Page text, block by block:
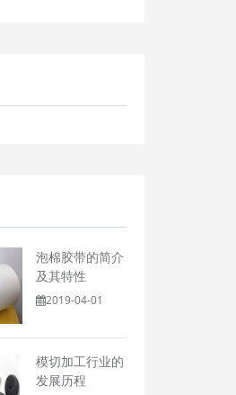
泡棉胶带的简介
及其特性
2019-04-01
模切加工行业的
发展历程